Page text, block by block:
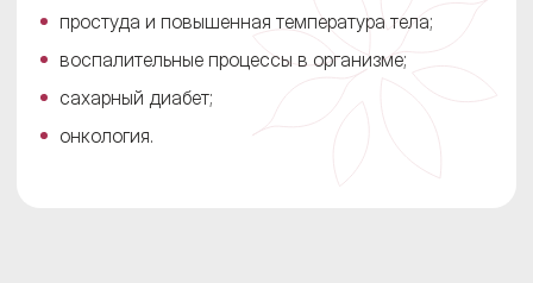
простуда и повышенная температура тела;
воспалительные процессы в организме;
сахарный диабет;
онкология.